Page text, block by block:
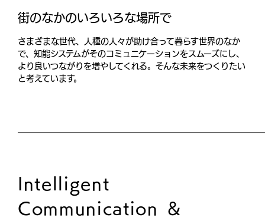
街のなかのいろいろな場所で
さまざまな世代、人種の人々が助け合って暮らす世界のなか
で、知能システムがそのコミュニケーションをスムーズにし、
より良いつながりを増やしてくれる。そんな未来をつくりたい
と考えています。
Intelligent
Communication ＆